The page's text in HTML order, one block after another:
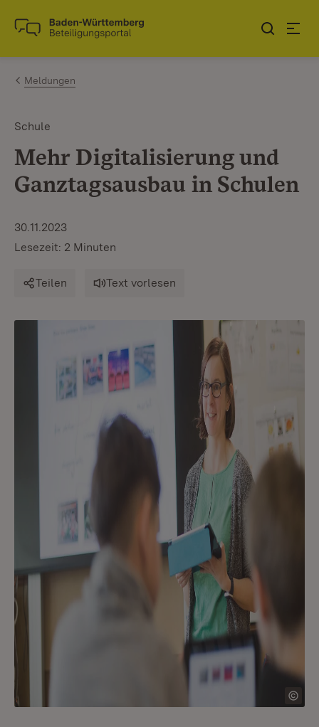
Zum Inhalt springen
Link zur Startseite
Meldungen
Schule
Mehr Digitalisierung und
Ganztagsausbau in Schulen
30.11.2023
Lesezeit: 2 Minuten
Teilen Text vorlesen